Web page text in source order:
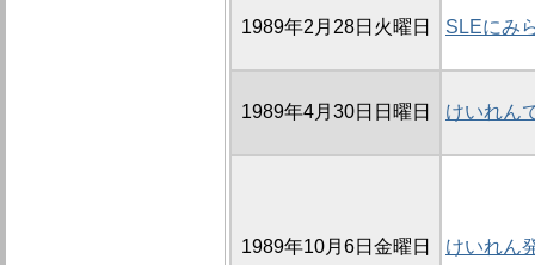
1989年2月28日火曜日 SLEにみ
1989年4月30日日曜日 けいれん
1989年10月6日金曜日 けいれん